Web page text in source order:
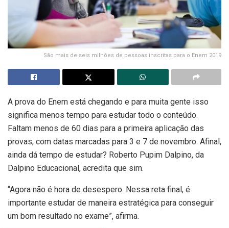
São mais de seis milhões de pessoas inscritas para o Enem 2019
A prova do Enem está chegando e para muita gente isso
significa menos tempo para estudar todo o conteúdo.
Faltam menos de 60 dias para a primeira aplicação das
provas, com datas marcadas para 3 e 7 de novembro. Afinal,
ainda dá tempo de estudar? Roberto Pupim Dalpino, da
Dalpino Educacional, acredita que sim.
“Agora não é hora de desespero. Nessa reta final, é
importante estudar de maneira estratégica para conseguir
um bom resultado no exame”, afirma.